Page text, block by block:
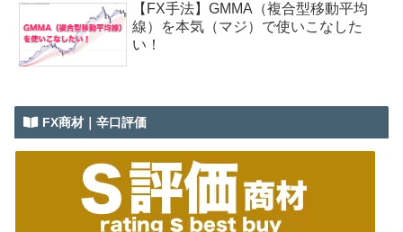
【FX手法】GMMA（複合型移動平均
線）を本気（マジ）で使いこなした
い！
FX商材｜辛口評価